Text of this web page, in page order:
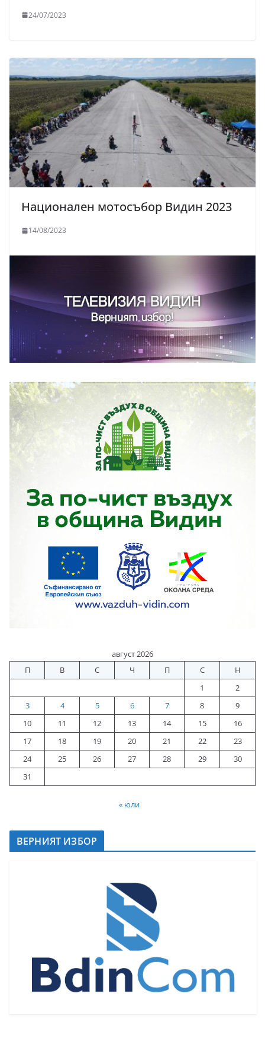
24/07/2023
Национален мотосъбор Видин 2023
14/08/2023
август 2026
П
В С Ч П С
Н
1
2
3
4 5 6 7 8
9
10
11 12 13 14 15
16
17
18 19 20 21 22
23
24
25 26 27 28 29
30
31
« юли
ВЕРНИЯТ ИЗБОР